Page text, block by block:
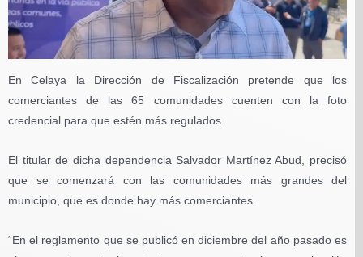
En Celaya la Dirección de Fiscalización pretende que los
comerciantes de las 65 comunidades cuenten con la foto
credencial para que estén más regulados.
El titular de dicha dependencia Salvador Martínez Abud, precisó
que se comenzará con las comunidades más grandes del
municipio, que es donde hay más comerciantes.
“En el reglamento que se publicó en diciembre del año pasado es